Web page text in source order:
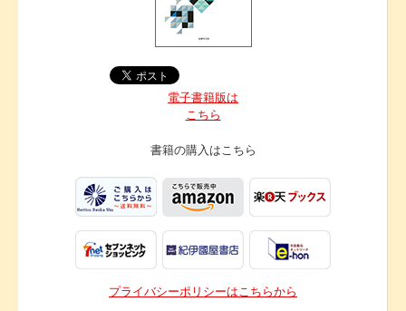
電子書籍版は
こちら
書籍の購入はこちら
プライバシーポリシーはこちらから